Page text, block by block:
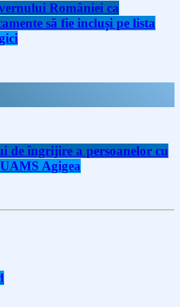
României ca
să fie incluși pe lista
de îngrijire a persoanelor cu
Agigea